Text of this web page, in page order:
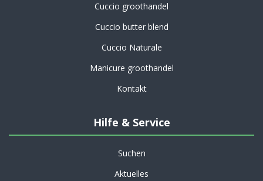
Cuccio groothandel
Cuccio butter blend
Cuccio Naturale
Manicure groothandel
Kontakt
Hilfe & Service
Suchen
Aktuelles